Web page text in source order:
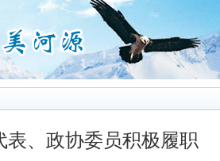
表、政协委员积极履职